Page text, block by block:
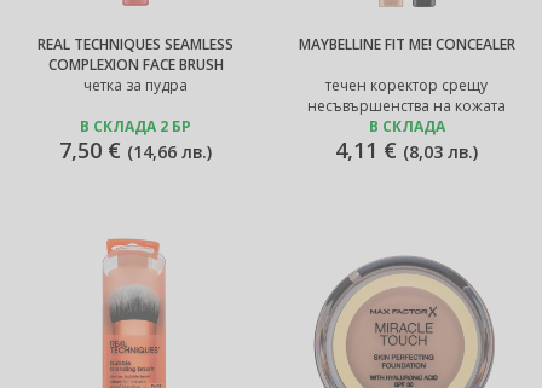
REAL TECHNIQUES SEAMLESS
COMPLEXION FACE BRUSH
четка за пудра
В СКЛАДА 2 БР
7,50 € (14,66 лв.)
MAYBELLINE FIT ME! CONCEALER
течен коректор срещу
несъвършенства на кожата
В СКЛАДА
4,11 € (8,03 лв.)